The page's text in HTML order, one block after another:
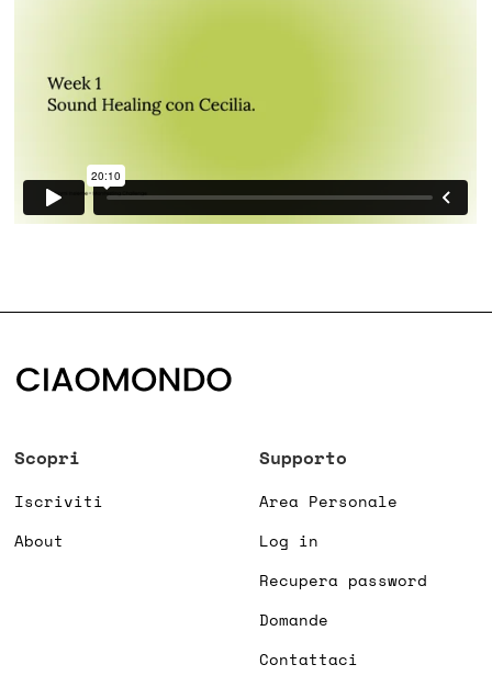
Scopri
Iscriviti
About
Supporto
Area Personale
Log in
Recupera password
Domande
Contattaci